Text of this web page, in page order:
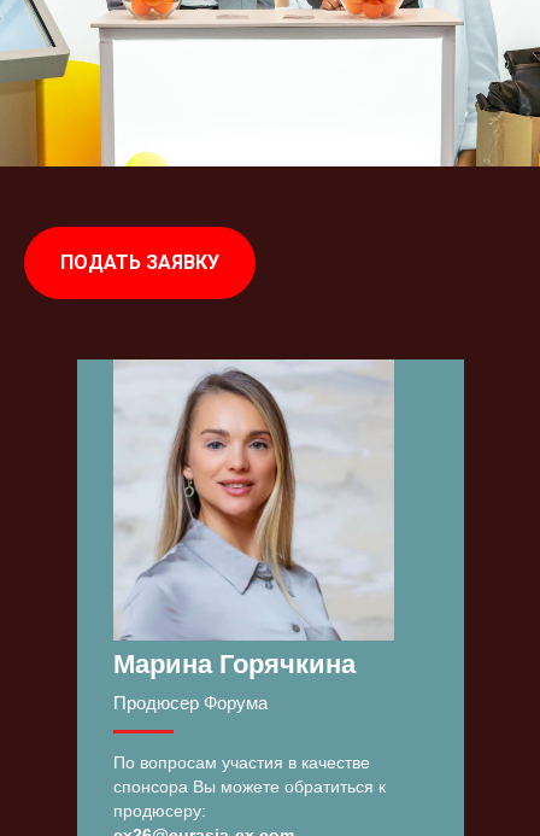
ПОДАТЬ ЗАЯВКУ
Продюсер Форума
Марина Горячкина
По вопросам участия в качестве
спонсора Вы можете обратиться к
продюсеру: